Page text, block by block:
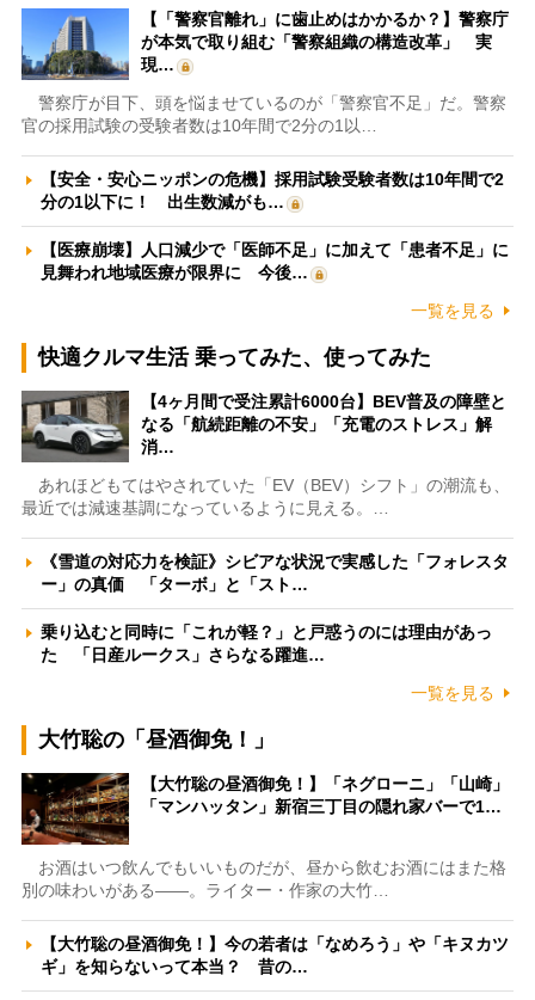
【「警察官離れ」に歯止めはかかるか？】警察庁
が本気で取り組む「警察組織の構造改革」 実
現…
警察庁が目下、頭を悩ませているのが「警察官不足」だ。警察
官の採用試験の受験者数は10年間で2分の1以…
【安全・安心ニッポンの危機】採用試験受験者数は10年間で2
分の1以下に！ 出生数減がも…
【医療崩壊】人口減少で「医師不足」に加えて「患者不足」に
見舞われ地域医療が限界に 今後…
一覧を見る
快適クルマ生活 乗ってみた、使ってみた
【4ヶ月間で受注累計6000台】BEV普及の障壁と
なる「航続距離の不安」「充電のストレス」解
消…
あれほどもてはやされていた「EV（BEV）シフト」の潮流も、
最近では減速基調になっているように見える。…
《雪道の対応力を検証》シビアな状況で実感した「フォレスタ
ー」の真価 「ターボ」と「スト…
乗り込むと同時に「これが軽？」と戸惑うのには理由があっ
た 「日産ルークス」さらなる躍進…
一覧を見る
大竹聡の「昼酒御免！」
【大竹聡の昼酒御免！】「ネグローニ」「山崎」
「マンハッタン」新宿三丁目の隠れ家バーで1…
お酒はいつ飲んでもいいものだが、昼から飲むお酒にはまた格
別の味わいがある――。ライター・作家の大竹…
【大竹聡の昼酒御免！】今の若者は「なめろう」や「キヌカツ
ギ」を知らないって本当？ 昔の…